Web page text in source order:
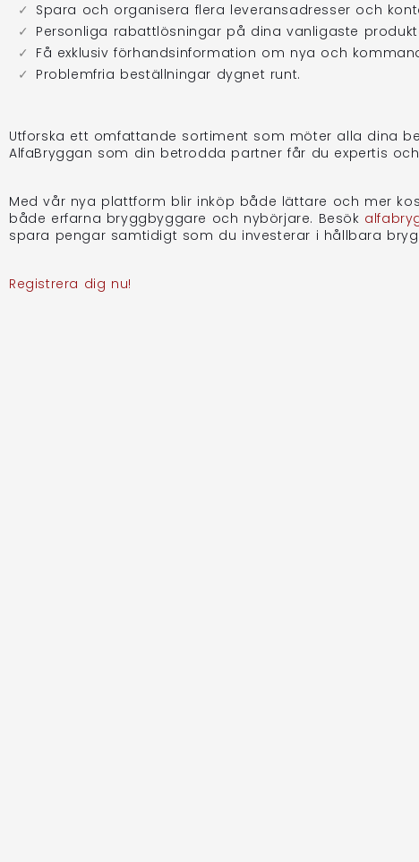
Spara och organisera flera leveransadresser och
Personliga rabattlösningar på dina vanligaste
Få exklusiv förhandsinformation om nya och
Problemfria beställningar dygnet runt.
Utforska ett omfattande sortiment som möter alla dina
AlfaBryggan som din betrodda partner får du expertis
Med vår nya plattform blir inköp både lättare och mer
både erfarna bryggbyggare och nybörjare. Besök
spara pengar samtidigt som du investerar i hållbara
Registrera dig nu!